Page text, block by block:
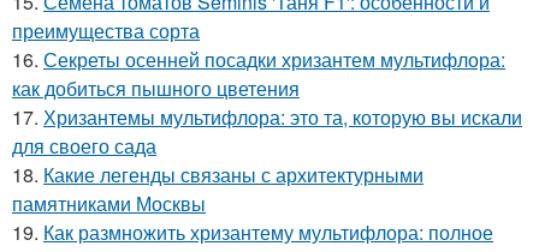
преимущества сорта
16. Секреты осенней посадки хризантем мультифлора:
как добиться пышного цветения
17. Хризантемы мультифлора: это та, которую вы искали
для своего сада
18. Какие легенды связаны с архитектурными
памятниками Москвы
19. Как размножить хризантему мультифлора: полное